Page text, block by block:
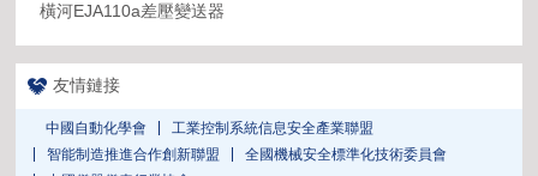
橫河EJA110a差壓變送器
友情鏈接
中國自動化學會
工業控制系統信息安全產業聯盟
智能制造推進合作創新聯盟
全國機械安全標準化技術委員會